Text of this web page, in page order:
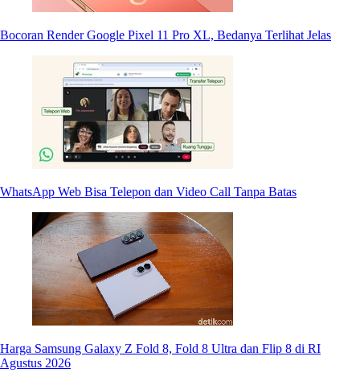
Bocoran Render Google Pixel 11 Pro XL, Bedanya Terlihat Jelas
WhatsApp Web Bisa Telepon dan Video Call Tanpa Batas
Harga Samsung Galaxy Z Fold 8, Fold 8 Ultra dan Flip 8 di RI
Agustus 2026